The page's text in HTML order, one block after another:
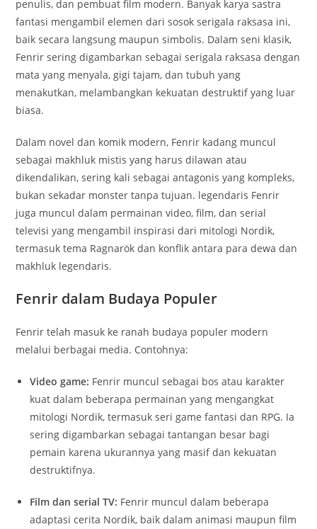
penulis, dan pembuat film modern. Banyak karya sastra
fantasi mengambil elemen dari sosok serigala raksasa ini,
baik secara langsung maupun simbolis. Dalam seni klasik,
Fenrir sering digambarkan sebagai serigala raksasa dengan
mata yang menyala, gigi tajam, dan tubuh yang
menakutkan, melambangkan kekuatan destruktif yang luar
biasa.
Dalam novel dan komik modern, Fenrir kadang muncul
sebagai makhluk mistis yang harus dilawan atau
dikendalikan, sering kali sebagai antagonis yang kompleks,
bukan sekadar monster tanpa tujuan. legendaris Fenrir
juga muncul dalam permainan video, film, dan serial
televisi yang mengambil inspirasi dari mitologi Nordik,
termasuk tema Ragnarök dan konflik antara para dewa dan
makhluk legendaris.
Fenrir dalam Budaya Populer
Fenrir telah masuk ke ranah budaya populer modern
melalui berbagai media. Contohnya:
Video game: Fenrir muncul sebagai bos atau karakter
kuat dalam beberapa permainan yang mengangkat
mitologi Nordik, termasuk seri game fantasi dan RPG. Ia
sering digambarkan sebagai tantangan besar bagi
pemain karena ukurannya yang masif dan kekuatan
destruktifnya.
Film dan serial TV: Fenrir muncul dalam beberapa
adaptasi cerita Nordik, baik dalam animasi maupun film